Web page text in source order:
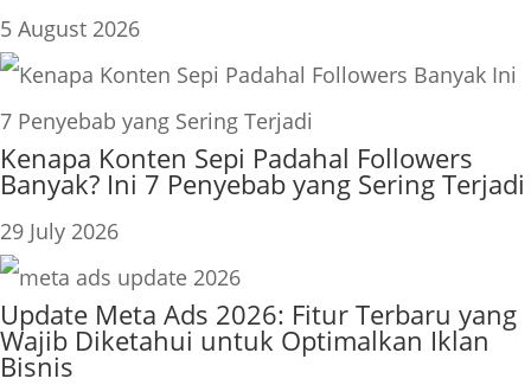
5 August 2026
Kenapa Konten Sepi Padahal Followers
Banyak? Ini 7 Penyebab yang Sering Terjadi
29 July 2026
Update Meta Ads 2026: Fitur Terbaru yang
Wajib Diketahui untuk Optimalkan Iklan
Bisnis